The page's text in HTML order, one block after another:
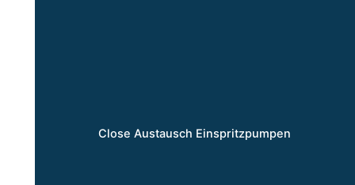
Close Austausch Einspritzpumpen